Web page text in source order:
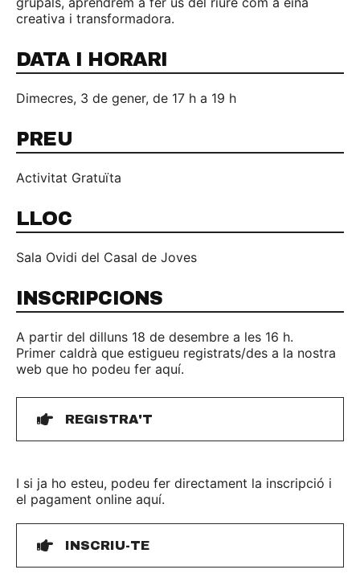
creativa i transformadora.
DATA I HORARI
Dimecres, 3 de gener, de 17 h a 19 h
PREU
Activitat Gratuïta
LLOC
Sala Ovidi del Casal de Joves
INSCRIPCIONS
A partir del dilluns 18 de desembre a les 16 h.
Primer caldrà que estigueu registrats/des a la nostra
web que ho podeu fer aquí.
REGISTRA'T
I si ja ho esteu, podeu fer directament la inscripció i
el pagament online aquí.
INSCRIU-TE